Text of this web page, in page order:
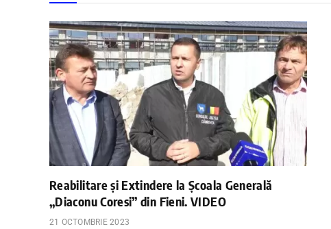
Reabilitare și Extindere la Școala Generală
„Diaconu Coresi” din Fieni. VIDEO
21 OCTOMBRIE 2023